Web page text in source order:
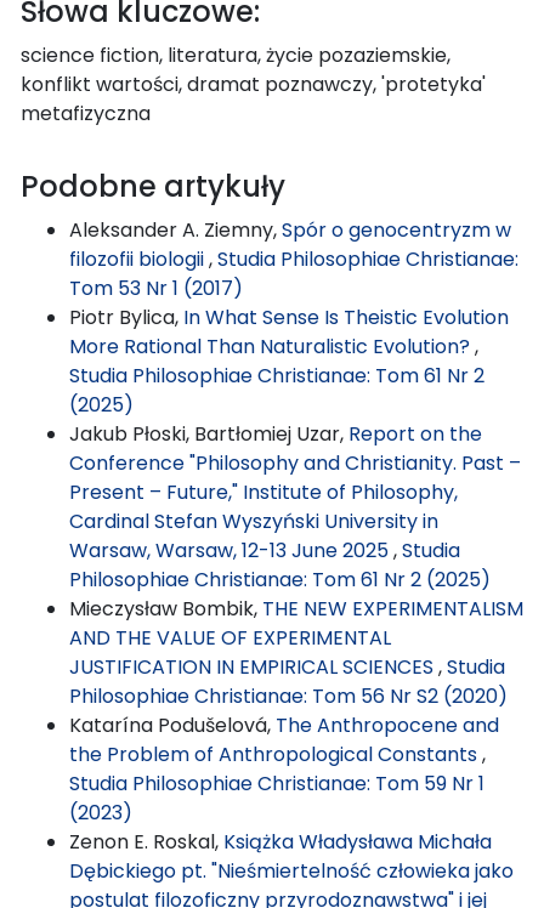
Słowa kluczowe:
science fiction, literatura, życie pozaziemskie,
konflikt wartości, dramat poznawczy, 'protetyka'
metafizyczna
Podobne artykuły
Aleksander A. Ziemny,Spór o genocentryzm w
filozofii biologii,Studia Philosophiae Christianae:
Tom 53 Nr 1 (2017)
Piotr Bylica, In What Sense Is Theistic Evolution
More Rational Than Naturalistic Evolution?,
Studia Philosophiae Christianae: Tom 61 Nr 2
(2025)
Jakub Płoski, Bartłomiej Uzar, Report on the
Conference "Philosophy and Christianity. Past –
Present – Future," Institute of Philosophy,
Cardinal Stefan Wyszyński University in
Warsaw, Warsaw, 12-13 June 2025,Studia
Philosophiae Christianae: Tom 61 Nr 2 (2025)
Mieczysław Bombik, THE NEW EXPERIMENTALISM
AND THE VALUE OF EXPERIMENTAL
JUSTIFICATION IN EMPIRICAL SCIENCES ,Studia
Philosophiae Christianae: Tom 56 Nr S2 (2020)
Katarína Podušelová, The Anthropocene and
the Problem of Anthropological Constants,
Studia Philosophiae Christianae: Tom 59 Nr 1
(2023)
Zenon E. Roskal, Książka Władysława Michała
Dębickiego pt. "Nieśmiertelność człowieka jako
postulat filozoficzny przyrodoznawstwa" i jej